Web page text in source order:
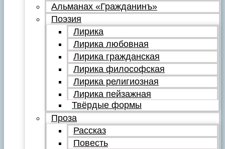
Альманах «Гражданинъ»
Поэзия
Лирика
Лирика любовная
Лирика гражданская
Лирика философская
Лирика религиозная
Лирика пейзажная
Твёрдые формы
Проза
Рассказ
Повесть